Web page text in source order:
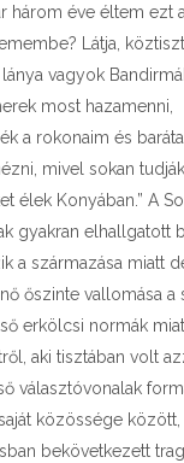
három éve éltem ezt
Látja,
vagyok
most hazamenni,
a rokonaim és
mivel sokan
élek Konyában.” A
gyakran elhallgatott
a származása miatt
őszinte vallomása a
erkölcsi normák
aki tisztában volt
választóvonalak
közössége
bekövetkezett